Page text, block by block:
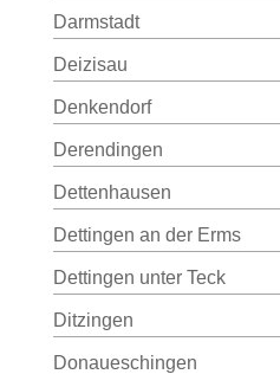
Darmstadt
Deizisau
Denkendorf
Derendingen
Dettenhausen
Dettingen an der Erms
Dettingen unter Teck
Ditzingen
Donaueschingen